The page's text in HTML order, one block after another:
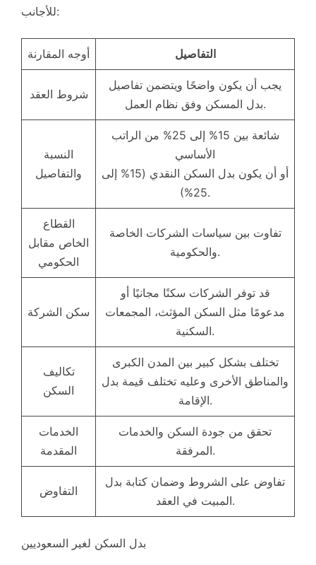
للأجانب:
أوجه المقارنة التفاصيل
شروط العقد
يجب أن يكون واضحًا ويتضمن تفاصيل
بدل المسكن وفق نظام العمل.
النسبة
والتفاصيل
شائعة بين 15% إلى 25% من الراتب
الأساسي
أو أن يكون بدل السكن النقدي (15% إلى
25%).
القطاع
الخاص مقابل
الحكومي
تفاوت بين سياسات الشركات الخاصة
والحكومية.
سكن الشركة
قد توفر الشركات سكنًا مجانيًا أو
مدعومًا مثل السكن المؤثث، المجمعات
السكنية.
تكاليف
السكن
تختلف بشكل كبير بين المدن الكبرى
والمناطق الأخرى وعليه تختلف قيمة بدل
الإقامة.
الخدمات
المقدمة
تحقق من جودة السكن والخدمات
المرفقة.
التفاوض
تفاوض على الشروط وضمان كتابة بدل
المبيت في العقد.
بدل السكن لغير السعوديين